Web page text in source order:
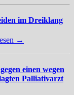
im Dreiklang
→
einen wegen
Palliativarzt